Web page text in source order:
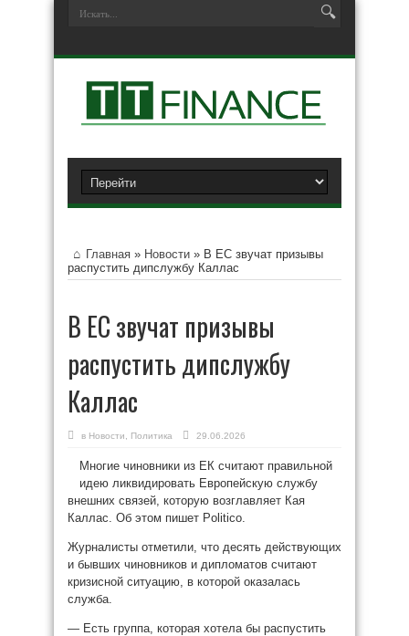
Главная » Новости » В ЕС звучат призывы
распустить дипслужбу Каллас
В ЕС звучат призывы
распустить дипслужбу
Каллас
в Новости Политика 29.06.2026
Многие чиновники из ЕК считают правильной
идею ликвидировать Европейскую службу
внешних связей, которую возглавляет Кая
Каллас. Об этом пишет Politico.
Журналисты отметили, что десять действующих
и бывших чиновников и дипломатов считают
кризисной ситуацию, в которой оказалась
служба.
— Есть группа, которая хотела бы распустить